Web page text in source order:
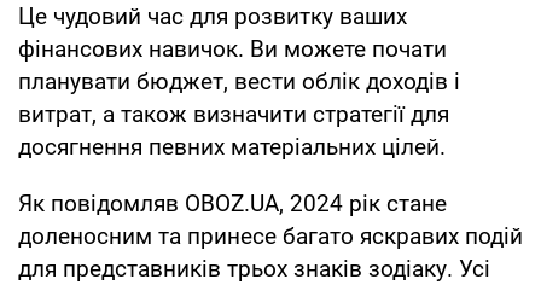
Це чудовий час для розвитку ваших
фінансових навичок. Ви можете почати
планувати бюджет, вести облік доходів і
витрат, а також визначити стратегії для
досягнення певних матеріальних цілей.
Як повідомляв OBOZ.UA, 2024 рік стане
доленосним та принесе багато яскравих подій
для представників трьох знаків зодіаку. Усі